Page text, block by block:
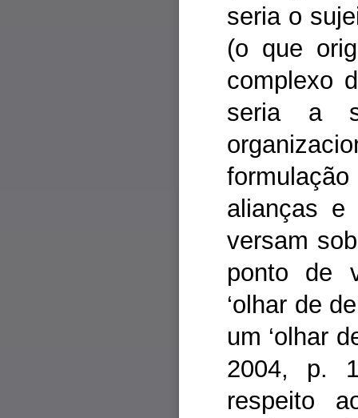
seria o
(o que
complexo
seria a
alianças e
versam
ponto de
‘olhar de
um ‘olhar
2004, p.
respeito